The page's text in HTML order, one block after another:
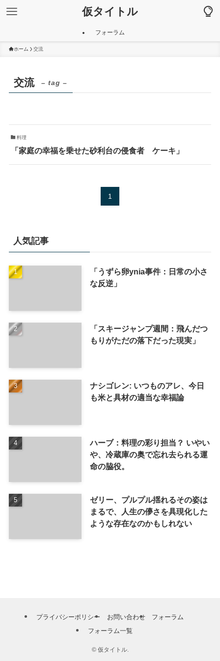
仮タイトル
フォーラム
ホーム 交流
人気記事
「うずら卵ynia事件：日常の小さ
な反逆」
「スキージャンプ週間：飛んだつ
もりがただの落下だった現実」
ナシゴレン: いつものアレ、今日
も米と具材の適当な幸福論
ハーブ：料理の彩り担当？ いやい
や、冷蔵庫の奥で忘れ去られる運
命の脇役。
ゼリー、プルプル揺れるその姿は
まるで、人生の儚さを具現化した
ような存在なのかもしれない
交流 – tag –
料理
「家庭の幸福を乗せた砂利台の侵食者 ケーキ」
1
プライバシーポリシー お問い合わせ
フォーラム
フォーラム一覧
©仮タイトル.